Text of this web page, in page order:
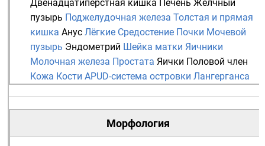
Двенадцатиперстная кишка Печень Желчный
пузырь Поджелудочная железа Толстая и прямая
кишка Анус Лёгкие Средостение Почки Мочевой
пузырь Эндометрий Шейка матки Яичники
Молочная железа Простата Яички Половой член
Кожа Кости APUD-система островки Лангерганса
Морфология